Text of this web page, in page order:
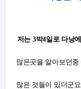
저는 3박4일로 다낭
많은곳을 알아보던
많은 것들이 있더군